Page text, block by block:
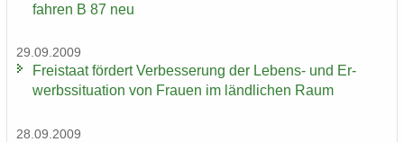
fah­ren B 87 neu
29.09.2009
Frei­staat för­dert Ver­bes­se­rung der Lebens-​ und Er­
werbs­si­tua­ti­on von Frau­en im länd­li­chen Raum
28.09.2009